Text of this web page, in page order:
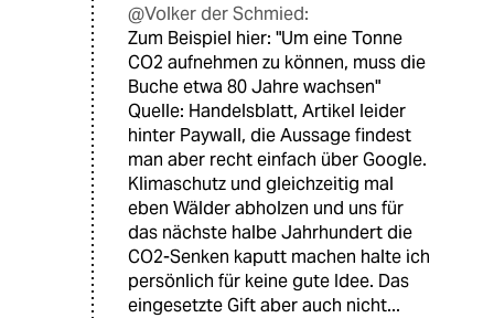
@Volker der Schmied:
Zum Beispiel hier: "Um eine Tonne
CO2 aufnehmen zu können, muss die
Buche etwa 80 Jahre wachsen"
Quelle: Handelsblatt, Artikel leider
hinter Paywall, die Aussage findest
man aber recht einfach über Google.
Klimaschutz und gleichzeitig mal
eben Wälder abholzen und uns für
das nächste halbe Jahrhundert die
CO2-Senken kaputt machen halte ich
persönlich für keine gute Idee. Das
eingesetzte Gift aber auch nicht...